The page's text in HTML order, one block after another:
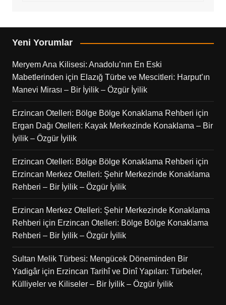
Yeni Yorumlar
Meryem Ana Kilisesi: Anadolu’nın En Eski
Mabetlerinden için Elazığ Türbe ve Mescitleri: Harput’ın
Manevi Mirası – Bir İyilik – Özgür İyilik
Erzincan Otelleri: Bölge Bölge Konaklama Rehberi için
Ergan Dağı Otelleri: Kayak Merkezinde Konaklama – Bir
İyilik – Özgür İyilik
Erzincan Otelleri: Bölge Bölge Konaklama Rehberi için
Erzincan Merkez Otelleri: Şehir Merkezinde Konaklama
Rehberi – Bir İyilik – Özgür İyilik
Erzincan Merkez Otelleri: Şehir Merkezinde Konaklama
Rehberi için Erzincan Otelleri: Bölge Bölge Konaklama
Rehberi – Bir İyilik – Özgür İyilik
Sultan Melik Türbesi: Mengücek Döneminden Bir
Yadigâriçin Erzincan Tarihî ve Dinî Yapıları: Türbeler,
Külliyeler ve Kiliseler – Bir İyilik – Özgür İyilik